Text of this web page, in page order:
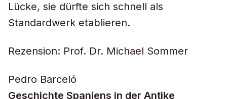
Lücke, sie dürfte sich schnell als
Standardwerk etablieren.
Rezension: Prof. Dr. Michael Sommer
Pedro Barceló
Geschichte Spaniens in der Antike